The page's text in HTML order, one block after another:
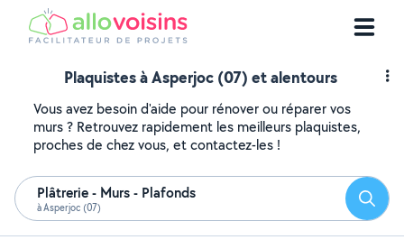
Plaquistes à Asperjoc (07) et alentours
Vous avez besoin d'aide pour rénover ou réparer vos
murs ? Retrouvez rapidement les meilleurs plaquistes,
proches de chez vous, et contactez-les !
Plâtrerie - Murs - Plafonds
à Asperjoc (07)